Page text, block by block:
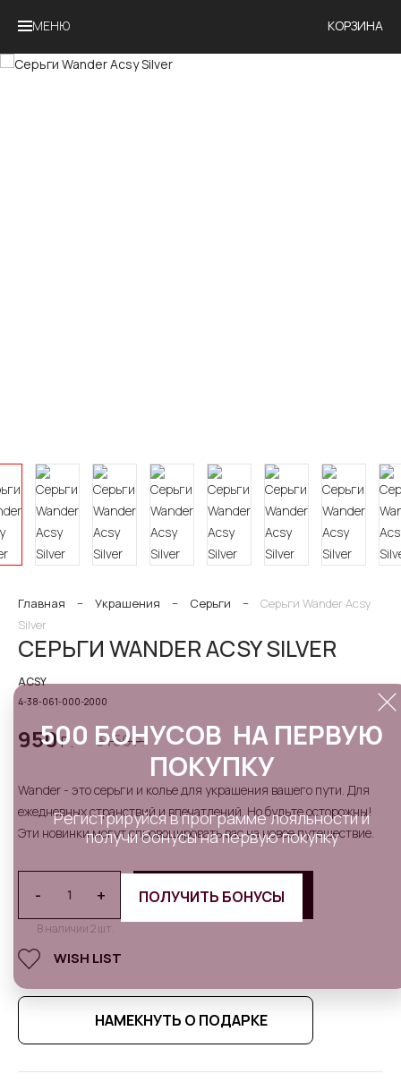
МЕНЮ КОРЗИНА
Главная − Украшения − Серьги −
Серьги Wander Acsy
Silver
СЕРЬГИ WANDER ACSY SILVER
ACSY
4-38-061-000-2000
950Р. 3150Р.
Wander - это серьги и колье для украшения вашего пути. Для
ежедневных странствий и впечатлений. Но будьте осторожны!
Эти новинки могут спровоцировать вас на новое путешествие.
- +
В наличии 2 шт.
В КОРЗИНУ
WISH LIST
НАМЕКНУТЬ О ПОДАРКЕ
500 БОНУСОВ НА ПЕРВУЮ
ПОКУПКУ
Регистрируйся в программе лояльности и
получи бонусы на первую покупку
ПОЛУЧИТЬ БОНУСЫ